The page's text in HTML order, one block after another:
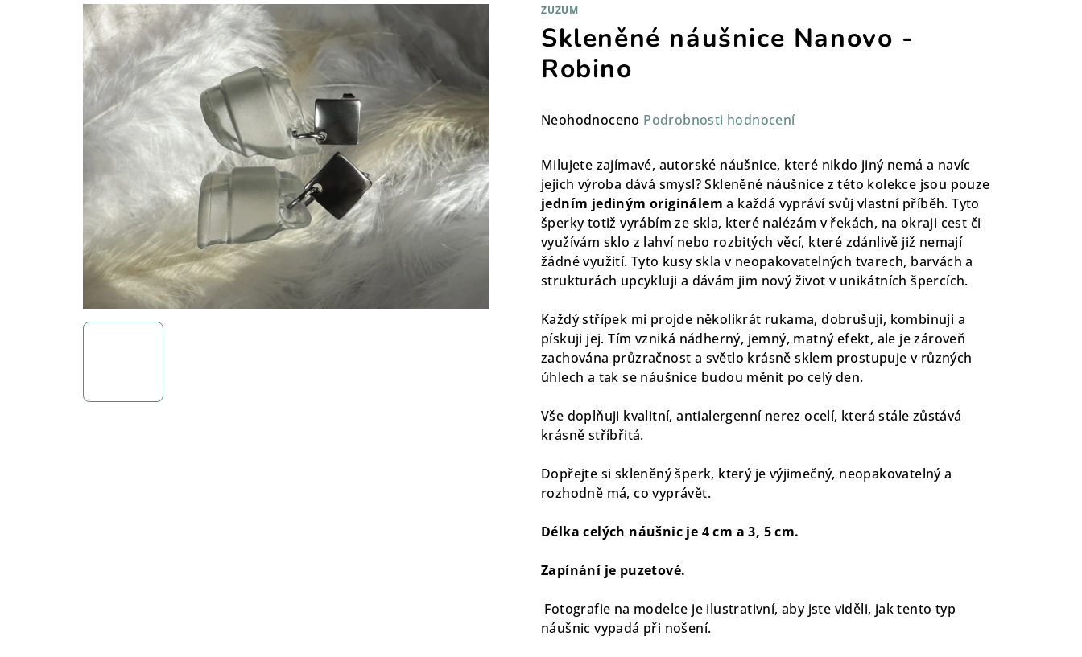
ZUZUM
Skleněné náušnice Nanovo -
Robino
Průměrné
produktu
je
0,0
z
hvězdiček.
Neohodnoceno Podrobnosti hodnocení
Milujete zajímavé, autorské náušnice, které nikdo jiný nemá a navíc
jejich výroba dává smysl? Skleněné náušnice z této kolekce jsou pouze
jedním jediným originálem a každá vypráví svůj vlastní příběh. Tyto
šperky totiž vyrábím ze skla, které nalézám v řekách, na okraji cest či
využívám sklo z lahví nebo rozbitých věcí, které zdánlivě již nemají
žádné využití. Tyto kusy skla v neopakovatelných tvarech, barvách a
strukturách upcykluji a dávám jim nový život v unikátních špercích.
Každý střípek mi projde několikrát rukama, dobrušuji, kombinuji a
pískuji jej. Tím vzniká nádherný, jemný, matný efekt, ale je zároveň
zachována průzračnost a světlo krásně sklem prostupuje v různých
úhlech a tak se náušnice budou měnit po celý den.
Vše doplňuji kvalitní, antialergenní nerez ocelí, která stále zůstává
krásně stříbřitá.
Dopřejte si skleněný šperk, který je výjimečný, neopakovatelný a
rozhodně má, co vyprávět.
Délka celých náušnic je 4 cm a 3, 5 cm.
Zapínání je puzetové.
Fotografie na modelce je ilustrativní, aby jste viděli, jak tento typ
náušnic vypadá při nošení.